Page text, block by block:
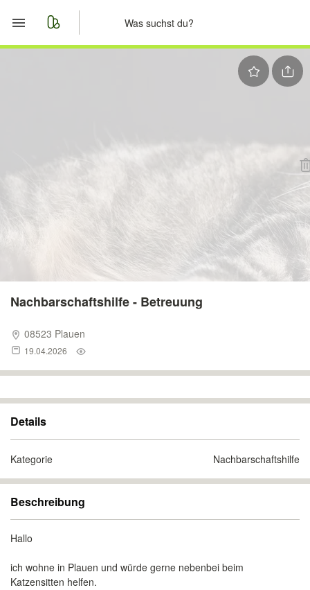
Anzeige aufgeben
Nachbarschaftshilfe - Betreuung
08523 Plauen
19.04.2026
Details
Kategorie Nachbarschaftshilfe
Beschreibung
Hallo
ich wohne in Plauen und würde gerne nebenbei beim
Katzensitten helfen.